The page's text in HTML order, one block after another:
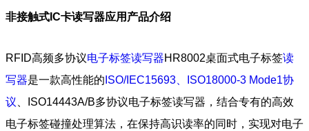
非接触式IC卡读写器应用产品介绍
RFID高频多协议电子标签读写器HR8002桌面式电子标签读
写器是一款高性能的 ISO/IEC15693、ISO18000-3 Mode1协
议 、ISO14443A/B多协议电子标签读写器，结合专有的高效
电子标签碰撞处理算法，在保持高识读率的同时，实现对电子